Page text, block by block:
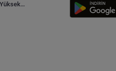
Maden Ocaklarında En Yüksek Gider Kalemleri Nelerdir?